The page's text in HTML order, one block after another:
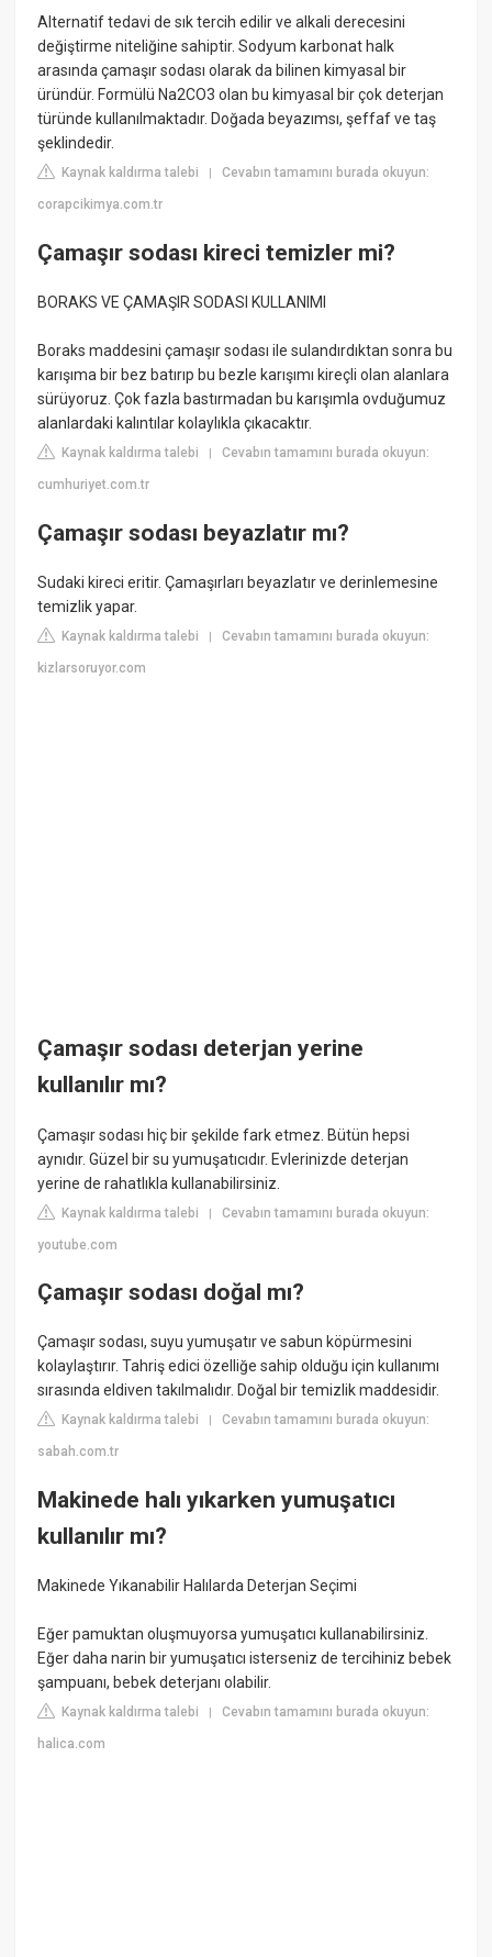
Alternatif tedavi de sık tercih edilir ve alkali derecesini
değiştirme niteliğine sahiptir. Sodyum karbonat halk
arasında çamaşır sodası olarak da bilinen kimyasal bir
üründür. Formülü Na2CO3 olan bu kimyasal bir çok deterjan
türünde kullanılmaktadır. Doğada beyazımsı, şeffaf ve taş
şeklindedir.
Kaynak kaldırma talebi |Cevabın tamamını burada okuyun:
corapcikimya.com.tr
Çamaşır sodası kireci temizler mi?
BORAKS VE ÇAMAŞIR SODASI KULLANIMI
Boraks maddesini çamaşır sodası ile sulandırdıktan sonra bu
karışıma bir bez batırıp bu bezle karışımı kireçli olan alanlara
sürüyoruz. Çok fazla bastırmadan bu karışımla ovduğumuz
alanlardaki kalıntılar kolaylıkla çıkacaktır.
Kaynak kaldırma talebi |Cevabın tamamını burada okuyun:
cumhuriyet.com.tr
Çamaşır sodası beyazlatır mı?
Sudaki kireci eritir. Çamaşırları beyazlatır ve derinlemesine
temizlik yapar.
Kaynak kaldırma talebi |Cevabın tamamını burada okuyun:
kizlarsoruyor.com
Çamaşır sodası deterjan yerine
kullanılır mı?
Çamaşır sodası hiç bir şekilde fark etmez. Bütün hepsi
aynıdır. Güzel bir su yumuşatıcıdır. Evlerinizde deterjan
yerine de rahatlıkla kullanabilirsiniz.
Kaynak kaldırma talebi |Cevabın tamamını burada okuyun:
youtube.com
Çamaşır sodası doğal mı?
Çamaşır sodası, suyu yumuşatır ve sabun köpürmesini
kolaylaştırır. Tahriş edici özelliğe sahip olduğu için kullanımı
sırasında eldiven takılmalıdır. Doğal bir temizlik maddesidir.
Kaynak kaldırma talebi |Cevabın tamamını burada okuyun:
sabah.com.tr
Makinede halı yıkarken yumuşatıcı
kullanılır mı?
Makinede Yıkanabilir Halılarda Deterjan Seçimi
Eğer pamuktan oluşmuyorsa yumuşatıcı kullanabilirsiniz.
Eğer daha narin bir yumuşatıcı isterseniz de tercihiniz bebek
şampuanı, bebek deterjanı olabilir.
Kaynak kaldırma talebi |Cevabın tamamını burada okuyun:
halica.com